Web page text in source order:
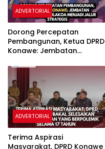
ADVERTORIAL
Dorong Percepatan
Pembangunan, Ketua DPRD
Konawe: Jembatan
Menjadi Jalur Strategis
ADVERTORIAL
Terima Aspirasi
Masyarakat, DPRD Konawe